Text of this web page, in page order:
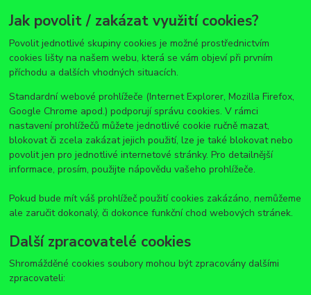
Jak povolit / zakázat využití cookies?
Povolit jednotlivé skupiny cookies je možné prostřednictvím
cookies lišty na našem webu, která se vám objeví při prvním
příchodu a dalších vhodných situacích.
Standardní webové prohlížeče (Internet Explorer, Mozilla Firefox,
Google Chrome apod.) podporují správu cookies. V rámci
nastavení prohlížečů můžete jednotlivé cookie ručně mazat,
blokovat či zcela zakázat jejich použití, lze je také blokovat nebo
povolit jen pro jednotlivé internetové stránky. Pro detailnější
informace, prosím, použijte nápovědu vašeho prohlížeče.
Pokud bude mít váš prohlížeč použití cookies zakázáno, nemůžeme
ale zaručit dokonalý, či dokonce funkční chod webových stránek.
Další zpracovatelé cookies
Shromážděné cookies soubory mohou být zpracovány dalšími
zpracovateli: